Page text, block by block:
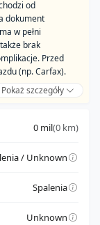
od
dokument
w pełni
brak
Przed
(np. Carfax).
Pokaż szczegóły
silnika
0 mil(0 km)
/ Unknown
Spalenia
Unknown